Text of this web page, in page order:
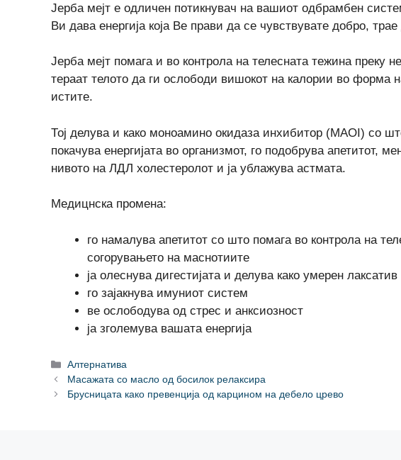
Јерба мејт е одличен потикнувач на вашиот одбрамбен
Ви дава енергија која Ве прави да се чувствувате добро, трае
Јерба мејт помага и во контрола на телесната тежина преку
тераат телото да ги ослободи вишокот на калории во форма
истите.
Тој делува и како моноамино окидаза инхибитор (MAOI) со
покачува енергијата во организмот, го подобрува апетитот,
нивото на ЛДЛ холестеролот и ја ублажува астмата.
Медицнска промена:
го намалува апетитот со што помага во контрола на
согорувањето на маснотиите
ја олеснува дигестијата и делува како умерен лаксатив
го зајакнува имуниот систем
ве ослободува од стрес и анксиозност
ја зголемува вашата енергија
Categories
Алтернатива
Масажата со масло од босилок релаксира
Брусницата како превенција од карцином на дебело црево